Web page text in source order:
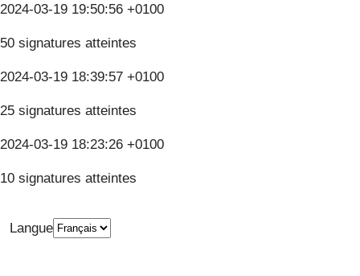
2024-03-19 19:50:56 +0100
50 signatures atteintes
2024-03-19 18:39:57 +0100
25 signatures atteintes
2024-03-19 18:23:26 +0100
10 signatures atteintes
Langue